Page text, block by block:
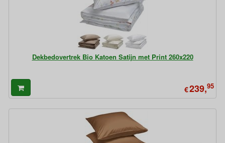
Dekbedovertrek Bio Katoen Satijn met Print 260x220
€239,95